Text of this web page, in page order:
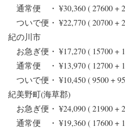
通常便 ・ ¥30,360 ( 27600
ついで便・ ¥22,770 ( 20700
紀の川市
お急ぎ便・ ¥17,270 ( 15700
通常便 ・ ¥13,970 ( 12700
ついで便・ ¥10,450 ( 9500 +
紀美野町(海草郡)
お急ぎ便・ ¥24,090 ( 21900
通常便 ・ ¥19,360 ( 17600